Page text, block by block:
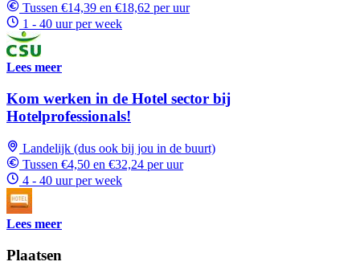
Tussen €14,39 en €18,62 per uur
1 - 40 uur per week
Lees meer
Kom werken in de Hotel sector bij
Hotelprofessionals!
Landelijk (dus ook bij jou in de buurt)
Tussen €4,50 en €32,24 per uur
4 - 40 uur per week
Lees meer
Plaatsen